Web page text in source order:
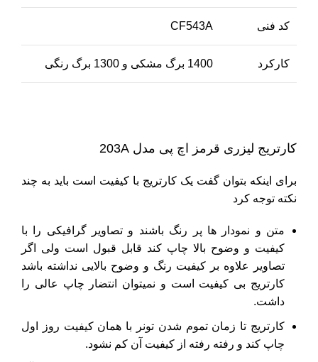
کد فنی CF543A
کارکرد 1400 برگ مشکی و 1300 برگ رنگی
کارتریج لیزری قرمز اچ پی مدل 203A
برای اینکه بتوان گفت یک کارتریج با کیفیت است باید به چند
نکته توجه کرد
متن و نمودار ها پر رنگ باشند و تصاویر گرافیکی را با
کیفیت و وضوح بالا چاپ کند قابل قبول است ولی اگر
تصاویر علاوه بر کیفیت رنگ و وضوح بالایی نداشته باشد
کارتریج بی کیفیت است و نمیتوان انتضار چاپ عالی را
داشت.
کارتریج تا زمان تموم شدن تونر با همان کیفیت روز اول
چاپ کند و رفته رفته از کیفیت آن کم نشود.